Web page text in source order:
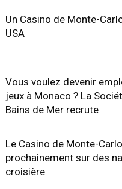
Un Casino de Monte-
USA
Vous voulez devenir
jeux à Monaco ? La
Bains de Mer recrute
Le Casino de Monte-Carlo
prochainement sur des
croisière